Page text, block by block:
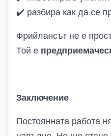
✔️ разбира как да се
Фрийлансът не е
Той е
Заключение
Постоянната работа